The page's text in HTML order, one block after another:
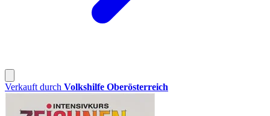
Verkauft durch Volkshilfe Oberösterreich